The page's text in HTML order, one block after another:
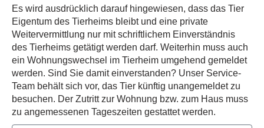
Es wird ausdrücklich darauf hingewiesen, dass das Tier
Eigentum des Tierheims bleibt und eine private
Weitervermittlung nur mit schriftlichem Einverständnis
des Tierheims getätigt werden darf. Weiterhin muss auch
ein Wohnungswechsel im Tierheim umgehend gemeldet
werden. Sind Sie damit einverstanden? Unser Service-
Team behält sich vor, das Tier künftig unangemeldet zu
besuchen. Der Zutritt zur Wohnung bzw. zum Haus muss
zu angemessenen Tageszeiten gestattet werden.